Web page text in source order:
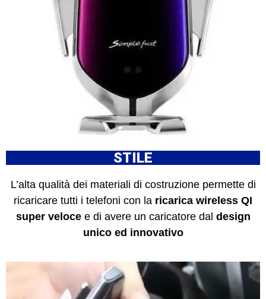
STILE
L’alta qualità dei materiali di costruzione permette di
ricaricare tutti i telefoni con la ricarica wireless QI
super velocee di avere un caricatore dal design
unico ed innovativo